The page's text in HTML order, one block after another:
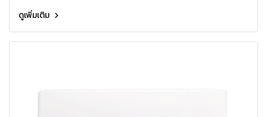
ดูเพิ่มเติม